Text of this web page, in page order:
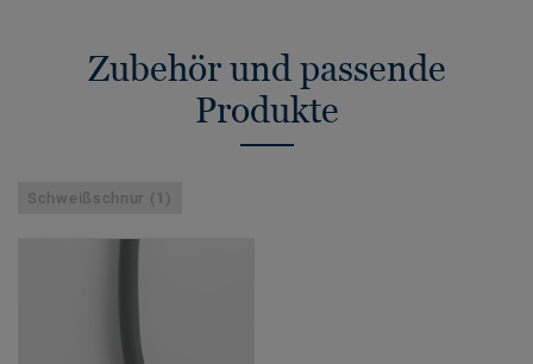
Zubehör und passende
Produkte
Schweißschnur (1)